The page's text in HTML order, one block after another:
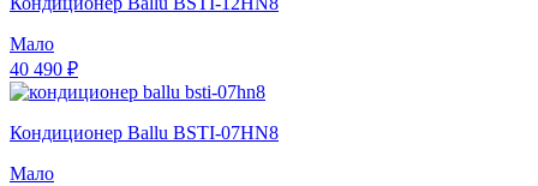
Мало
40 490 ₽
Кондиционер Ballu BSTI-07HN8
Мало